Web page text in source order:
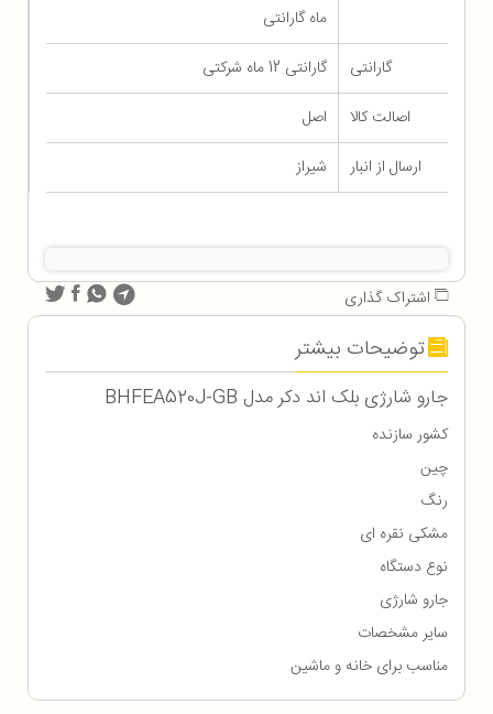
ماه گارانتی
گارانتی
گارانتی 12 ماه شرکتی
اصالت کالا
اصل
ارسال از انبار
شیراز
اشتراک گذاری
توضیحات بیشتر
جارو شارژی بلک اند دکر مدل BHFEA520J-GB
کشور سازنده
چین
رنگ
مشکی نقره ای
نوع دستگاه
جارو شارژی
سایر مشخصات
مناسب برای خانه و ماشین